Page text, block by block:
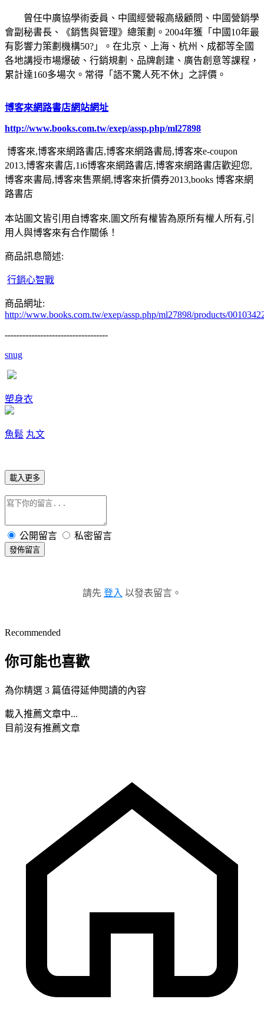
曾任中廣協學術委員、中國經營報高級顧問、中國營銷學
會副秘書長、《銷售與管理》總策劃。2004年獲「中國10年最
有影響力策劃機構50?」。在北京、上海、杭州、成都等全國
各地講授市場爆破、行銷規劃、品牌創建、廣告創意等課程，
累計達160多場次。常得「語不驚人死不休」之評價。
博客來網路書店網站網址
http://www.books.com.tw/exep/assp.php/ml27898
博客來,博客來網路書店,博客來網路書局,博客來e-coupon
2013,博客來書店,1i6博客來網路書店,博客來網路書店歡迎您,
博客來書局,博客來售票網,博客來折價券2013,books 博客來網
路書店
本站圖文皆引用自博客來,圖文所有權皆為原所有權人所有,引
用人與博客來有合作關係！
商品訊息簡述:
行銷心智戰
商品網址:
http://www.books.com.tw/exep/assp.php/ml27898/products/
-----------------------------------
snug
塑身衣
魚鬆 丸文
載入更多
公開留言 私密留言
發佈留言
請先 登入 以發表留言。
Recommended
你可能也喜歡
為你精選 3 篇值得延伸閱讀的內容
載入推薦文章中...
目前沒有推薦文章